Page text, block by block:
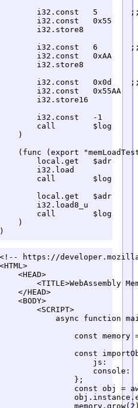
i32.const   5
i32.const   0x55
i32.store8
i32.const   6
i32.const   0xAA
i32.store8
i32.const   0x0d
i32.const   0x55AA
i32.store16
i32.const   -1
call        $log
)
(func (export
local.get   $adr
i32.load
call        $log
local.get   $adr
i32.load8_u
call        $log
)
)
<!-- https://
<HTML>
<HEAD>
<TITLE>WebAssembly
</HEAD>
<BODY>
<SCRIPT>
async function
const memory
const
js:
console:
};
const obj =